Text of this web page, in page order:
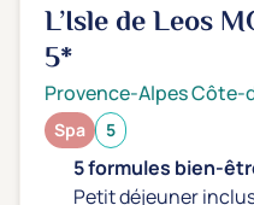
L’Isle de Leos
5*
Provence-Alpes Côte-
Spa 5
5 formules bien-
Petit déjeuner